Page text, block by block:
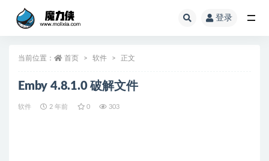
登录
当前位置： 首页 软件 正文
Emby 4.8.1.0 破解文件
软件 2 年前 0 303